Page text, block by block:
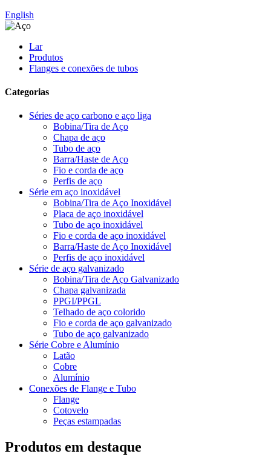
English
Lar
Produtos
Flanges e conexões de tubos
Categorias
Séries de aço carbono e aço liga
Bobina/Tira de Aço
Chapa de aço
Tubo de aço
Barra/Haste de Aço
Fio e corda de aço
Perfis de aço
Série em aço inoxidável
Bobina/Tira de Aço Inoxidável
Placa de aço inoxidável
Tubo de aço inoxidável
Fio e corda de aço inoxidável
Barra/Haste de Aço Inoxidável
Perfis de aço inoxidável
Série de aço galvanizado
Bobina/Tira de Aço Galvanizado
Chapa galvanizada
PPGI/PPGL
Telhado de aço colorido
Fio e corda de aço galvanizado
Tubo de aço galvanizado
Série Cobre e Alumínio
Latão
Cobre
Alumínio
Conexões de Flange e Tubo
Flange
Cotovelo
Peças estampadas
Produtos em destaque